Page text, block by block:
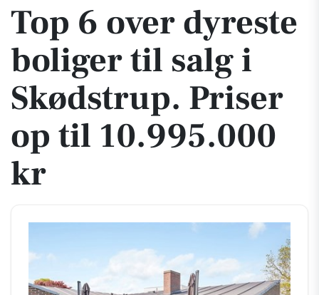
Top 6 over dyreste
boliger til salg i
Skødstrup. Priser
op til 10.995.000
kr